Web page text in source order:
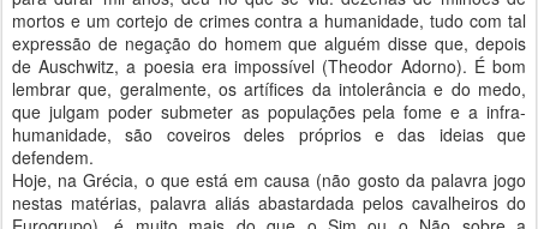
mortos e um cortejo de crimes contra a humanidade, tudo com tal
expressão de negação do homem que alguém disse que, depois
de Auschwitz, a poesia era impossível (Theodor Adorno). É bom
lembrar que, geralmente, os artífices da intolerância e do medo,
que julgam poder submeter as populações pela fome e a infra-
humanidade, são coveiros deles próprios e das ideias que
defendem.
Hoje, na Grécia, o que está em causa (não gosto da palavra jogo
nestas matérias, palavra aliás abastardada pelos cavalheiros do